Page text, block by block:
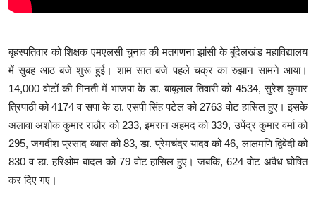
बृहस्पतिवार को शिक्षक एमएलसी चुनाव की मतगणना झांसी के बुंदेलखंड महाविद्यालय
में सुबह आठ बजे शुरू हुई। शाम सात बजे पहले चक्र का रुझान सामने आया।
14,000 वोटों की गिनती में भाजपा के डा. बाबूलाल तिवारी को 4534, सुरेश कुमार
त्रिपाठी को 4174 व सपा के डा. एसपी सिंह पटेल को 2763 वोट हासिल हुए। इसके
अलावा अशोक कुमार राठौर को 233, इमरान अहमद को 339, उपेंद्र कुमार वर्मा को
295, जगदीश प्रसाद व्यास को 83, डा. प्रेमचंद्र यादव को 46, लालमणि द्विवेदी को
830 व डा. हरिओम बादल को 79 वोट हासिल हुए। जबकि, 624 वोट अवैध घोषित
कर दिए गए।